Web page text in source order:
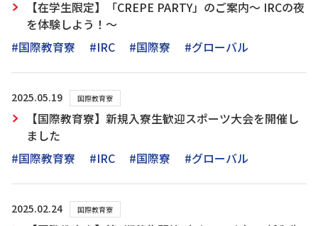
【在学生限定】「CREPE PARTY」のご案内～ IRCの夜
を体験しよう！～
#国際教育寮
#IRC #国際寮 #グローバル
2025.05.19 国際教育寮
【国際教育寮】新規入寮生歓迎スポーツ大会を開催し
ました
#国際教育寮
#IRC #国際寮 #グローバル
2025.02.24 国際教育寮